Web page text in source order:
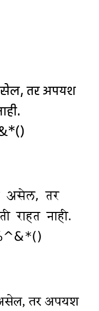
तर अपयश
असेल, तर
राहत नाही.
असेल, तर अपयश